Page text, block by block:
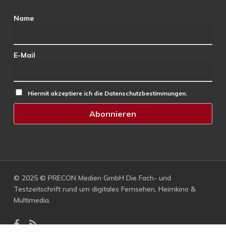
Name
E-Mail
Hiermit akzeptiere ich die Datenschutzbestimmungen.
© 2025 © PRECON Medien GmbH Die Fach- und
Testzeitschrift rund um digitales Fernsehen, Heimkino &
Multimedia.
facebook
RSS